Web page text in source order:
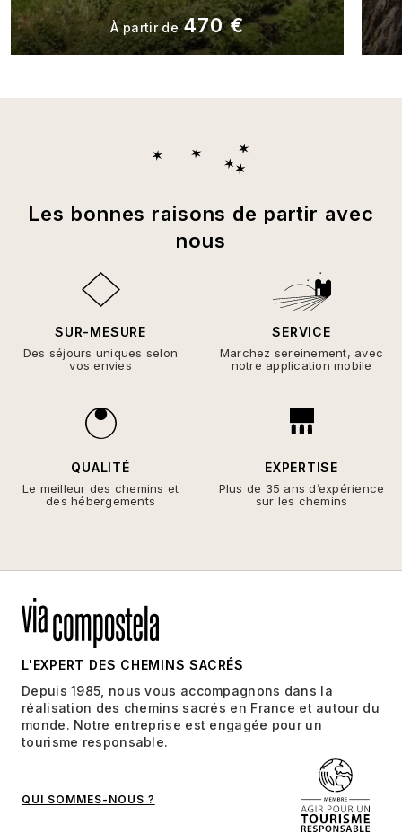
À partir de 470 €
Les bonnes raisons de partir avec
nous
SUR-MESURE
Des séjours uniques selon
vos envies
SERVICE
Marchez sereinement, avec
notre application mobile
QUALITÉ
Le meilleur des chemins et
des hébergements
EXPERTISE
Plus de 35 ans d’expérience
sur les chemins
L'EXPERT DES CHEMINS SACRÉS
Depuis 1985, nous vous accompagnons dans la
réalisation des chemins sacrés en France et autour du
monde. Notre entreprise est engagée pour un
tourisme responsable.
QUI SOMMES-NOUS ?